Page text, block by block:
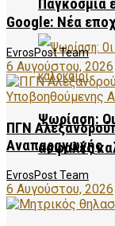
Παγκόσμια
Ψωρίαση: Οι
ασφαλές
Google: Νέα
EvrosPost Team
6 Αυγούστου, 2026
ΠΓΝ
Αναπαραγωγής
EvrosPost Team
6 Αυγούστου, 2026